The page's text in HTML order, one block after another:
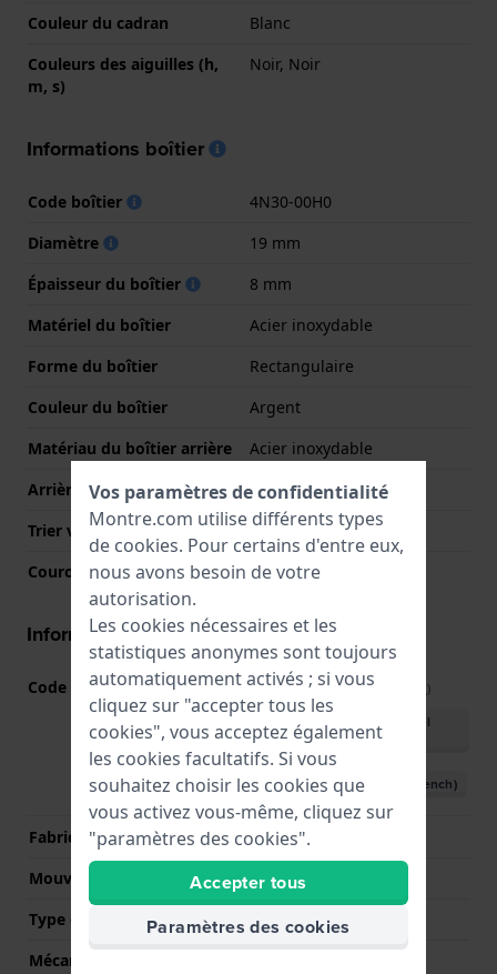
Couleur du cadran
Blanc
Couleurs des aiguilles (h,
m, s)
Noir, Noir
Informations boîtier
Code boîtier
4N30-00H0
Diamètre
19 mm
Épaisseur du boîtier
8 mm
Matériel du boîtier
Acier inoxydable
Forme du boîtier
Rectangulaire
Couleur du boîtier
Argent
Matériau du boîtier arrière
Acier inoxydable
Arrière de Boitier
Couvercle à pression
Trier verre
Hardlex crystal
Couronne
Couronne de tirer
Informations mouvement
Code Mouvement 4N30(Voir les spécifications )
Télécharger le manuel
(English)
Télécharger le manuel (French)
Fabricant de mouvement
Seiko
Mouvement suisse
Non
Type d'affichage
Analogique
Mécanisme
Vos paramètres de confidentialité
Montre.com utilise différents types
de cookies. Pour certains d'entre eux,
nous avons besoin de votre
autorisation.
Les cookies nécessaires et les
statistiques anonymes sont toujours
automatiquement activés ; si vous
cliquez sur "accepter tous les
cookies", vous acceptez également
les cookies facultatifs. Si vous
souhaitez choisir les cookies que
vous activez vous-même, cliquez sur
"paramètres des cookies".
Accepter tous
Paramètres des cookies